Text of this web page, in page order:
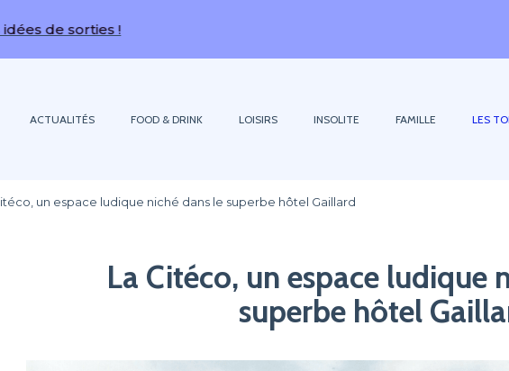
sorties !
ACTUALITÉS FOOD & DRINK LOISIRS INSOLITE FAMILLE LES
un espace ludique niché dans le superbe hôtel Gaillard
La Citéco, un espace ludique
superbe hôtel